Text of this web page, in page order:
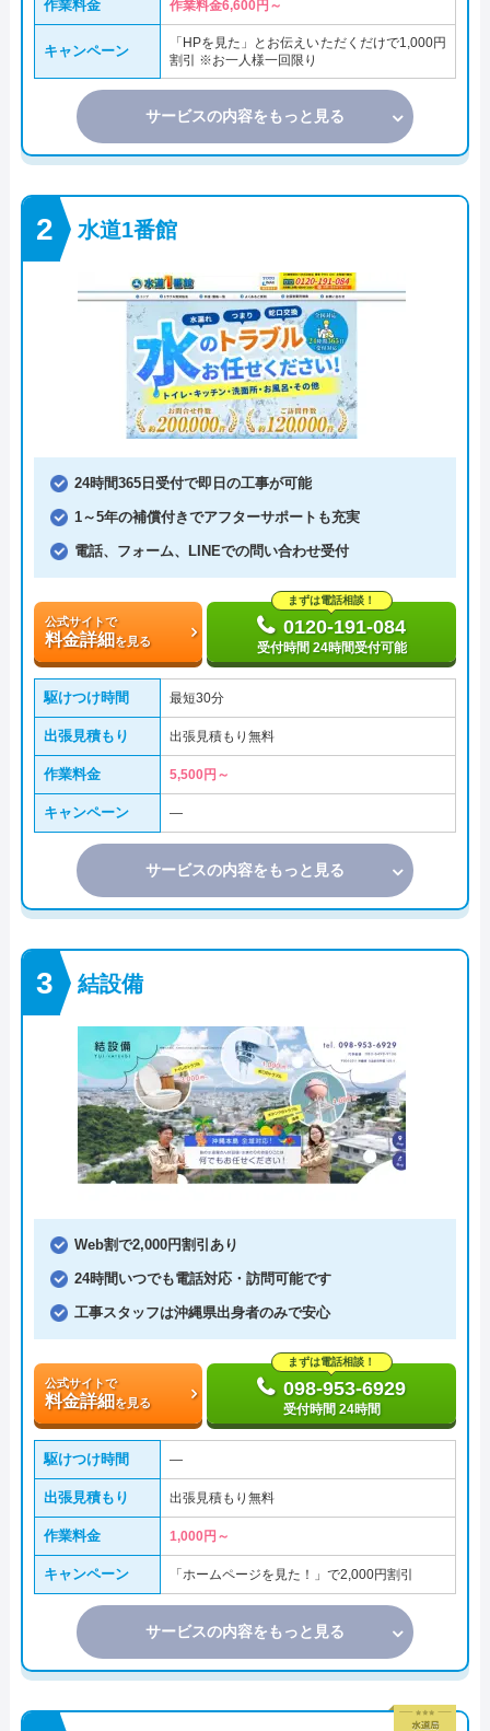
作業料金 作業料金6,600円～
キャンペーン
「HPを見た」とお伝えいただくだけで1,000円
割引 ※お一人様一回限り
サービスの内容をもっと見る
水道1番館
24時間365日受付で即日の工事が可能
1～5年の補償付きでアフターサポートも充実
電話、フォーム、LINEでの問い合わせ受付
公式サイトで
料金詳細を見る
まずは電話相談！
0120-191-084
受付時間 24時間受付可能
駆けつけ時間 最短30分
出張見積もり 出張見積もり無料
作業料金 5,500円～
キャンペーン ―
サービスの内容をもっと見る
結設備
Web割で2,000円割引あり
24時間いつでも電話対応・訪問可能です
工事スタッフは沖縄県出身者のみで安心
公式サイトで
料金詳細を見る
まずは電話相談！
098-953-6929
受付時間 24時間
駆けつけ時間 ―
出張見積もり 出張見積もり無料
作業料金 1,000円～
キャンペーン 「ホームページを見た！」で2,000円割引
サービスの内容をもっと見る